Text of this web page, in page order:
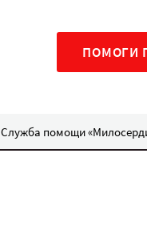
ПОМОГИ
Служба помощи